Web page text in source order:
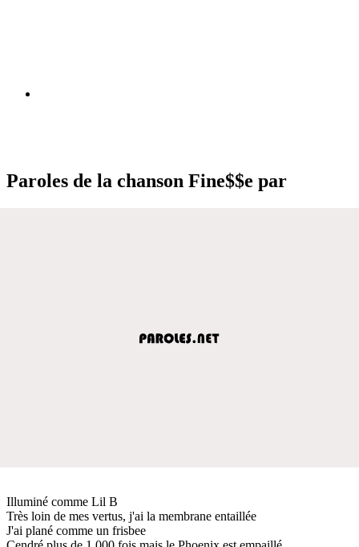
Paroles de la chanson Fine$$e par
Illuminé comme Lil B
Très loin de mes vertus, j'ai la membrane entaillée
J'ai plané comme un frisbee